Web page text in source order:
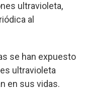
ultravioleta,
al
se han expuesto
ultravioleta
en sus vidas.